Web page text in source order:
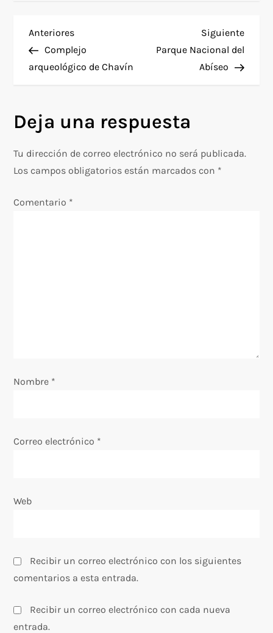
N
a
e
g
a
c
e
t
a
a
s
Entrada
anterior
Anteriores
Complejo
arqueológico de Chavín
Siguiente
Parque Nacional del
Abíseo
Deja una respuesta
Tu dirección de correo electrónico no será publicada.
Los campos obligatorios están marcados con *
Comentario *
Nombre *
Correo electrónico *
Web
Recibir un correo electrónico con los siguientes
comentarios a esta entrada.
Recibir un correo electrónico con cada nueva
entrada.